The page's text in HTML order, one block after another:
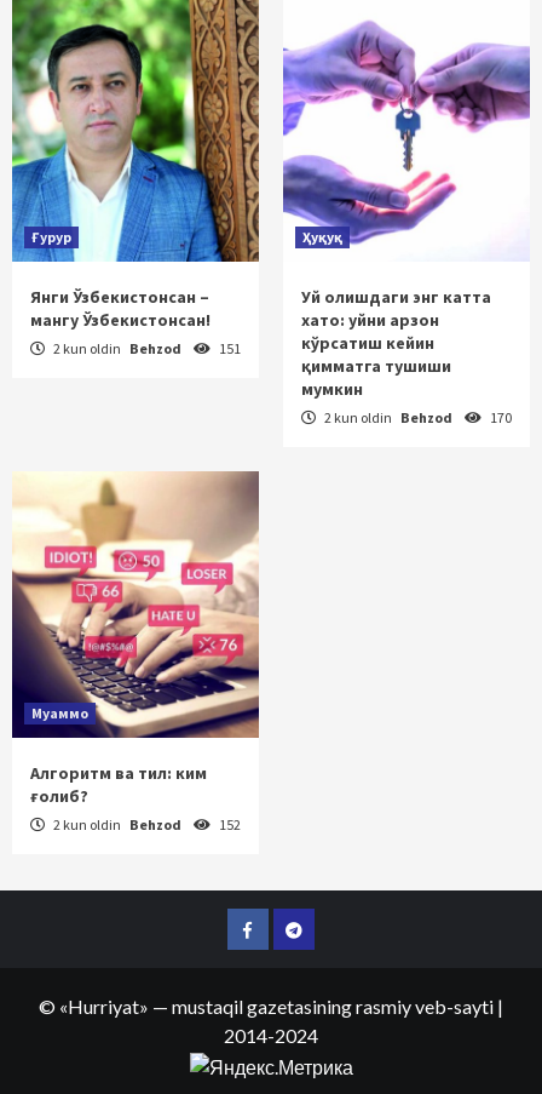
Ғурур
Янги Ўзбекистонсан –
мангу Ўзбекистонсан!
2 kun oldin Behzod 151
Ҳуқуқ
Уй олишдаги энг катта
хато: уйни арзон
кўрсатиш кейин
қимматга тушиши
мумкин
2 kun oldin Behzod 170
Муаммо
Алгоритм ва тил: ким
ғолиб?
2 kun oldin Behzod 152
FacebookTelegram
© «Hurriyat» — mustaqil gazetasining rasmiy veb-sayti |
2014-2024